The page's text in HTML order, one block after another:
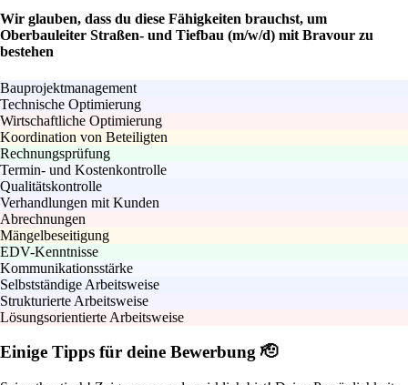
Wir glauben, dass du diese Fähigkeiten brauchst, um
Oberbauleiter Straßen- und Tiefbau (m/w/d) mit Bravour zu
bestehen
Bauprojektmanagement
Technische Optimierung
Wirtschaftliche Optimierung
Koordination von Beteiligten
Rechnungsprüfung
Termin- und Kostenkontrolle
Qualitätskontrolle
Verhandlungen mit Kunden
Abrechnungen
Mängelbeseitigung
EDV-Kenntnisse
Kommunikationsstärke
Selbstständige Arbeitsweise
Strukturierte Arbeitsweise
Lösungsorientierte Arbeitsweise
Einige Tipps für deine Bewerbung 🫡